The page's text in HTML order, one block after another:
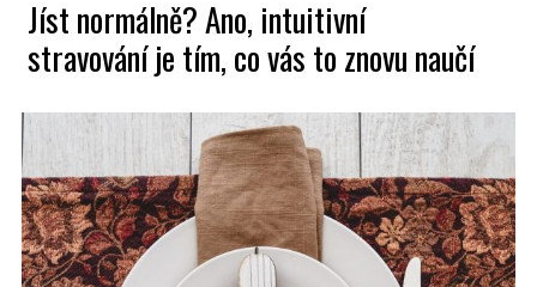
Jíst normálně? Ano, intuitivní
stravování je tím, co vás to znovu naučí